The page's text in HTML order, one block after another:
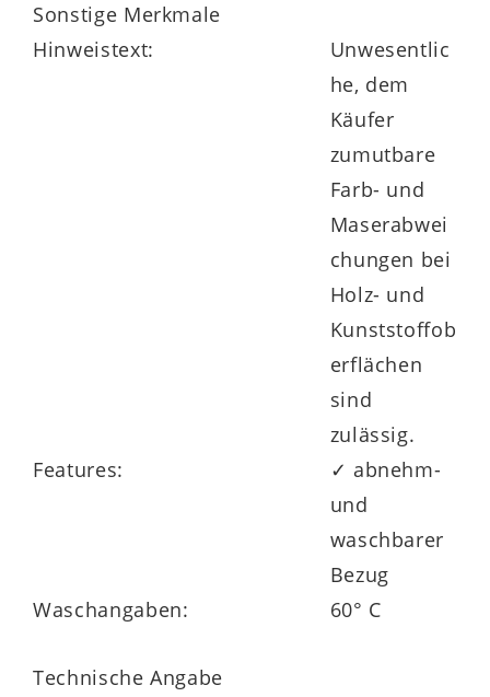
vielen Größen– sogar in
Sonderlängen
– zur Verfügung.
Sonstige Merkmale
Hinweistext:
Unwesentlic
he, dem
Käufer
zumutbare
Farb- und
Maserabwei
chungen bei
Holz- und
Kunststoffob
erflächen
sind
zulässig.
Features:
✓ abnehm-
und
waschbarer
Bezug
Waschangaben:
60° C
Technische Angabe